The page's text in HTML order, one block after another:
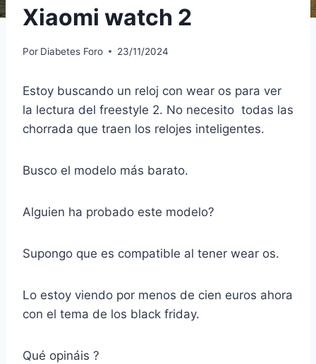
Xiaomi watch 2
Por Diabetes Foro 23/11/2024
Estoy buscando un reloj con wear os para ver
la lectura del freestyle 2. No necesito todas las
chorrada que traen los relojes inteligentes.
Busco el modelo más barato.
Alguien ha probado este modelo?
Supongo que es compatible al tener wear os.
Lo estoy viendo por menos de cien euros ahora
con el tema de los black friday.
Qué opináis ?